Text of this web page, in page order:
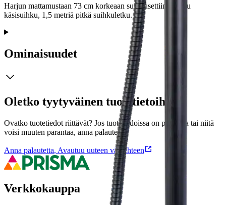
Harjun mattamustaan 73 cm korkeaan suihkusettiin kuuluu
käsisuihku, 1,5 metriä pitkä suihkuletku.
Ominaisuudet
Oletko tyytyväinen tuotetietoihin?
Ovatko tuotetiedot riittävät? Jos tuotetiedoissa on puutteita tai niitä
voisi muuten parantaa, anna palautetta.
Anna palautetta, Avautuu uuteen välilehteen
Verkkokauppa